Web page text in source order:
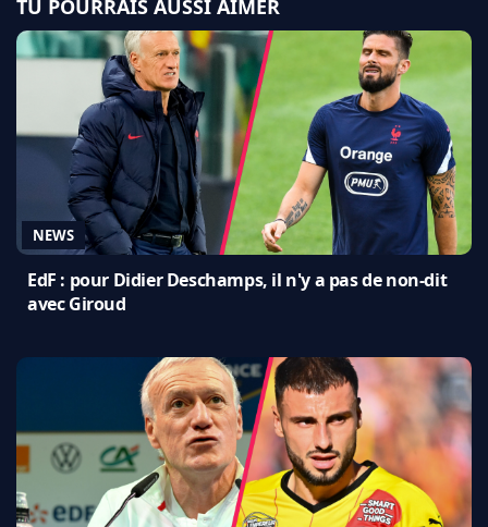
TU POURRAIS AUSSI AIMER
NEWS
EdF : pour Didier Deschamps, il n'y a pas de non-dit
avec Giroud